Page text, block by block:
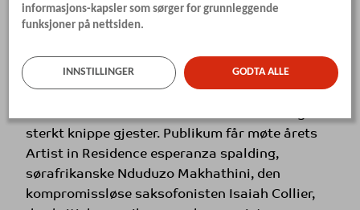
13.00–13.30 –Morten Gunnar Larsen
13.30–14.00 –Petter Dalane
Orchestra
sterkt knippe gjester. Publikum får møte årets
Artist in Residence esperanza spalding,
sørafrikanske Nduduzo Makhathini, den
kompromissløse saksofonisten Isaiah Collier,
informasjons-kapsler som sørger for grunnleggende
funksjoner på nettsiden.
INNSTILLINGER GODTA ALLE